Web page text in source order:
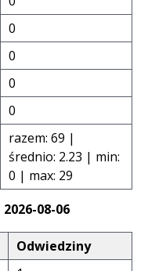
0
0
0
0
razem: 69 |
średnio: 2.23 | min:
0 | max: 29
08-06
Odwiedziny